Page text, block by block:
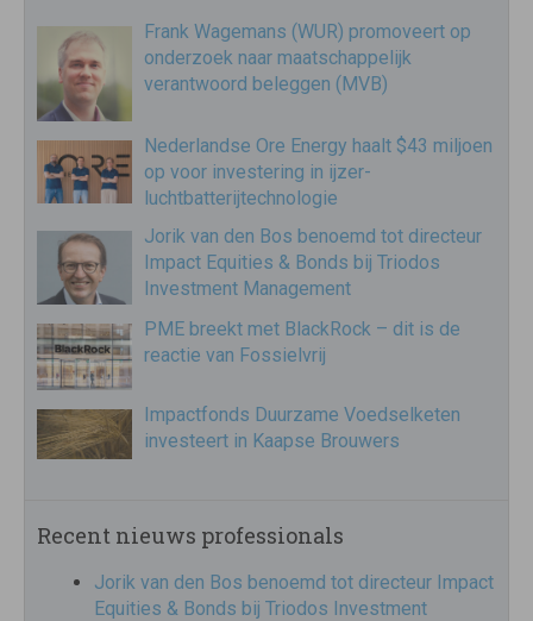
Frank Wagemans (WUR) promoveert op
onderzoek naar maatschappelijk
verantwoord beleggen (MVB)
Nederlandse Ore Energy haalt $43 miljoen
op voor investering in ijzer-
luchtbatterijtechnologie
Jorik van den Bos benoemd tot directeur
Impact Equities & Bonds bij Triodos
Investment Management
PME breekt met BlackRock – dit is de
reactie van Fossielvrij
Impactfonds Duurzame Voedselketen
investeert in Kaapse Brouwers
Recent nieuws professionals
Jorik van den Bos benoemd tot directeur Impact
Equities & Bonds bij Triodos Investment